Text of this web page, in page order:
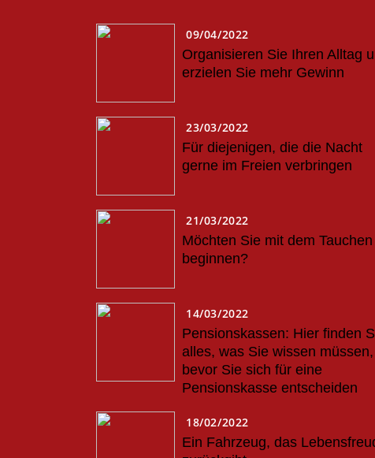
09/04/2022
Organisieren Sie Ihren Alltag
erzielen Sie mehr Gewinn
23/03/2022
Für diejenigen, die die Nacht
gerne im Freien verbringen
21/03/2022
Möchten Sie mit dem Tauchen
beginnen?
14/03/2022
Pensionskassen: Hier finden
alles, was Sie wissen müssen,
bevor Sie sich für eine
Pensionskasse entscheiden
18/02/2022
Ein Fahrzeug, das